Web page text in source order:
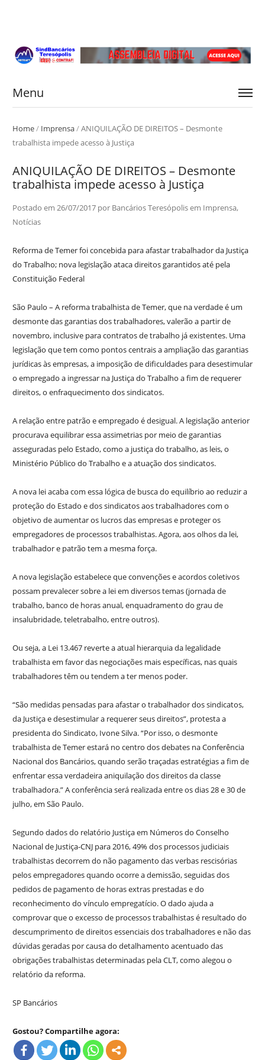
Menu
Home/ Imprensa/ANIQUILAÇÃO DE DIREITOS – Desmonte
trabalhista impede acesso à Justiça
ANIQUILAÇÃO DE DIREITOS – Desmonte
trabalhista impede acesso à Justiça
Postado em 26/07/2017por Bancários Teresópolisem Imprensa,
Notícias
Reforma de Temer foi concebida para afastar trabalhador da Justiça
do Trabalho; nova legislação ataca direitos garantidos até pela
Constituição Federal
São Paulo – A reforma trabalhista de Temer, que na verdade é um
desmonte das garantias dos trabalhadores, valerão a partir de
novembro, inclusive para contratos de trabalho já existentes. Uma
legislação que tem como pontos centrais a ampliação das garantias
jurídicas às empresas, a imposição de dificuldades para desestimular
o empregado a ingressar na Justiça do Trabalho a fim de requerer
direitos, o enfraquecimento dos sindicatos.
A relação entre patrão e empregado é desigual. A legislação anterior
procurava equilibrar essa assimetrias por meio de garantias
asseguradas pelo Estado, como a justiça do trabalho, as leis, o
Ministério Público do Trabalho e a atuação dos sindicatos.
A nova lei acaba com essa lógica de busca do equilíbrio ao reduzir a
proteção do Estado e dos sindicatos aos trabalhadores com o
objetivo de aumentar os lucros das empresas e proteger os
empregadores de processos trabalhistas. Agora, aos olhos da lei,
trabalhador e patrão tem a mesma força.
A nova legislação estabelece que convenções e acordos coletivos
possam prevalecer sobre a lei em diversos temas (jornada de
trabalho, banco de horas anual, enquadramento do grau de
insalubridade, teletrabalho, entre outros).
Ou seja, a Lei 13.467 reverte a atual hierarquia da legalidade
trabalhista em favor das negociações mais específicas, nas quais
trabalhadores têm ou tendem a ter menos poder.
“São medidas pensadas para afastar o trabalhador dos sindicatos,
da Justiça e desestimular a requerer seus direitos”, protesta a
presidenta do Sindicato, Ivone Silva. “Por isso, o desmonte
trabalhista de Temer estará no centro dos debates na Conferência
Nacional dos Bancários, quando serão traçadas estratégias a fim de
enfrentar essa verdadeira aniquilação dos direitos da classe
trabalhadora.” A conferência será realizada entre os dias 28 e 30 de
julho, em São Paulo.
Segundo dados do relatório Justiça em Números do Conselho
Nacional de Justiça-CNJ para 2016, 49% dos processos judiciais
trabalhistas decorrem do não pagamento das verbas rescisórias
pelos empregadores quando ocorre a demissão, seguidas dos
pedidos de pagamento de horas extras prestadas e do
reconhecimento do vínculo empregatício. O dado ajuda a
comprovar que o excesso de processos trabalhistas é resultado do
descumprimento de direitos essenciais dos trabalhadores e não das
dúvidas geradas por causa do detalhamento acentuado das
obrigações trabalhistas determinadas pela CLT, como alegou o
relatório da reforma.
SP Bancários
Gostou? Compartilhe agora: